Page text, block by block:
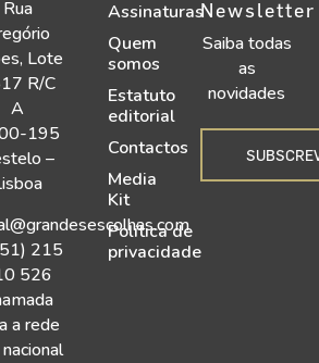
Rua
Lote
R/C
A
195
–
215
526
a rede
Assinaturas
Quem
somos
Estatuto
editorial
Contactos
Media
Kit
Política de
privacidade
Newsletter
Saiba todas
as
novidades